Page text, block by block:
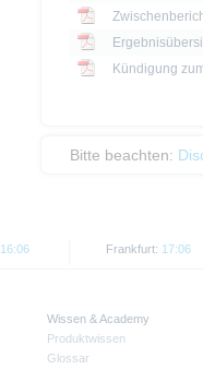
Kündigung
Bitte beachten:
16:06 Frankfurt: 17:06
Wissen & Academy
Produktwissen
Glossar